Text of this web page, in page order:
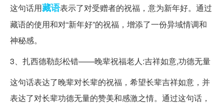
这句话用藏语表示了对受赠者的祝福，意为新年好。通过
藏语的使用和对“新年好”的祝福，增添了一份异域情调和
神秘感。
3、扎西德勒彭松错——晚辈祝福⽼⼈:吉祥如意,功德⽆量
这句话表达了晚辈对长辈的祝福，希望长辈吉祥如意，并
表达了对长辈功德无量的赞美和感激之情。通过这句话，